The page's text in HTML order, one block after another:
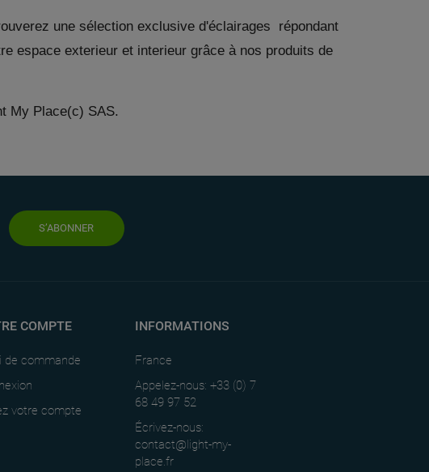
une sélection exclusive d'éclairages répondant
espace exterieur et interieur grâce à nos produits de
My Place(c) SAS.
S’ABONNER
COMPTE
de commande
votre compte
INFORMATIONS
France
Appelez-nous: +33 (0) 7
68 49 97 52
Écrivez-nous:
contact@light-my-
place.fr